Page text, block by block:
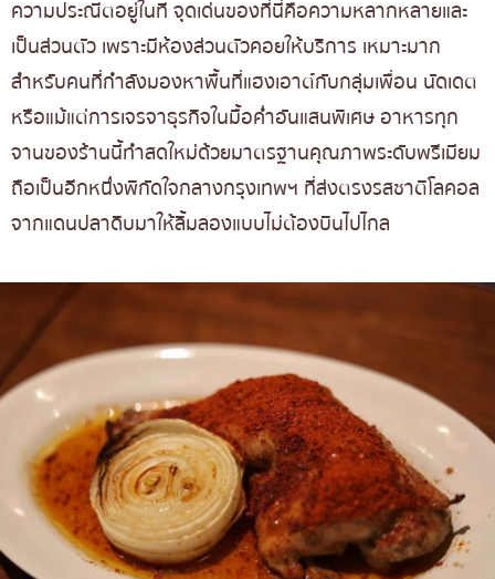
ความประณีตอยู่ในที จุดเด่นของที่นี่คือความหลากหลายและ
เป็นส่วนตัว เพราะมีห้องส่วนตัวคอยให้บริการ เหมาะมาก
สำหรับคนที่กำลังมองหาพื้นที่แฮงเอาต์กับกลุ่มเพื่อน นัดเดต
หรือแม้แต่การเจรจาธุรกิจในมื้อค่ำอันแสนพิเศษ อาหารทุก
จานของร้านนี้ทำสดใหม่ด้วยมาตรฐานคุณภาพระดับพรีเมียม
ถือเป็นอีกหนึ่งพิกัดใจกลางกรุงเทพฯ ที่ส่งตรงรสชาติโลคอล
จากแดนปลาดิบมาให้ลิ้มลองแบบไม่ต้องบินไปไกล